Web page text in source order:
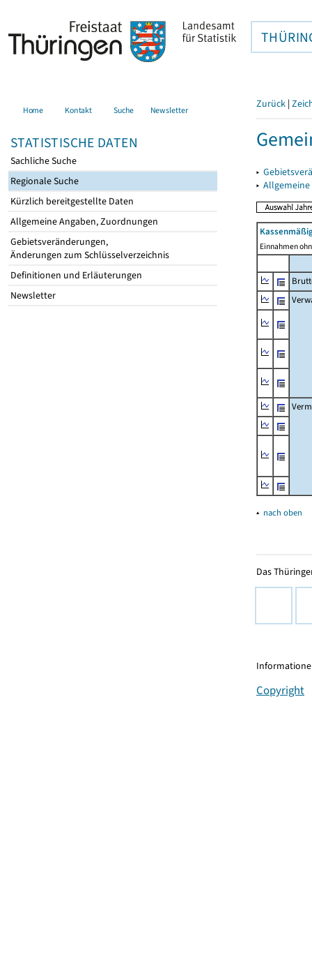
Home Kontakt Suche Newsletter
STATISTISCHE DATEN
Sachliche Suche
Regionale Suche
Kürzlich bereitgestellte Daten
Allgemeine Angaben, Zuordnungen
Gebietsveränderungen,
Änderungen zum Schlüsselverzeichnis
Definitionen und Erläuterungen
Newsletter
Zurück |
▸
▸
Einnahmen
▴ nach oben
Das
Copyright